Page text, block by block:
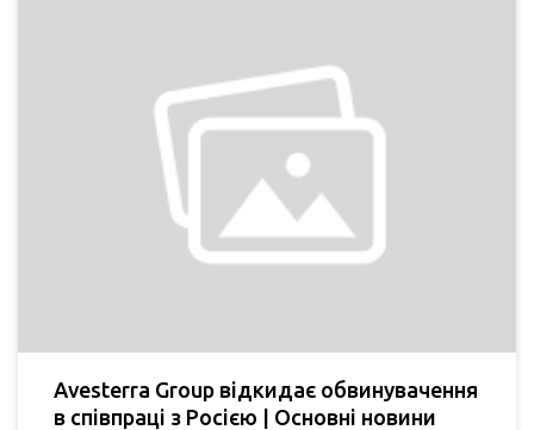
Avesterra Group відкидає обвинувачення
в співпраці з Росією | Основні новини